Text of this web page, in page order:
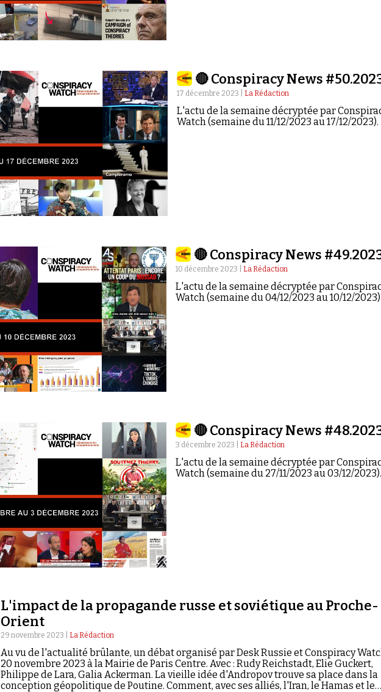
🔴 Conspiracy News
17 décembre 2023 | La Rédaction
L'actu de la semaine décryptée par
Watch (semaine du 11/12/2023 au 17/12/2023).
🔴 Conspiracy News
10 décembre 2023 | La Rédaction
L'actu de la semaine décryptée par
Watch (semaine du 04/12/2023 au 10/12/
🔴 Conspiracy News
3 décembre 2023 | La Rédaction
L'actu de la semaine décryptée par
Watch (semaine du 27/11/2023 au 03/12/
L'impact de la propagande russe et soviétique au Proche-
Orient
29 novembre 2023 | La Rédaction
Au vu de l'actualité brûlante, un débat organisé par Desk Russie et Conspiracy
20 novembre 2023 à la Mairie de Paris Centre. Avec : Rudy Reichstadt, Elie Guckert,
Philippe de Lara, Galia Ackerman. La vieille idée d'Andropov trouve sa place dans la
conception géopolitique de Poutine. Comment, avec ses alliés, l'Iran, le Hamas et le